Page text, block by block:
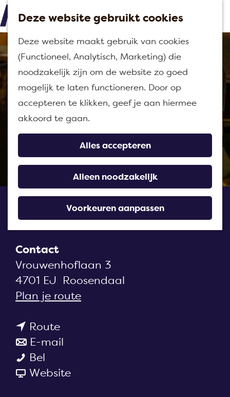
Deze website gebruikt cookies
Deze website maakt gebruik van cookies
(Functioneel, Analytisch, Marketing) die
noodzakelijk zijn om de website zo goed
mogelijk te laten functioneren. Door op
accepteren te klikken, geef je aan hiermee
akkoord te gaan.
Alles accepteren
Alleen noodzakelijk
Voorkeuren aanpassen
G
a
n
a
a
m
e
n
u
Pannenkoeken-restaurant
Vrouwenhof
Contact
Vrouwenhoflaan 3
4701 EJ Roosendaal
Plan je routen
Routen
a
r
E-mail
a
Bel
a
Websitev